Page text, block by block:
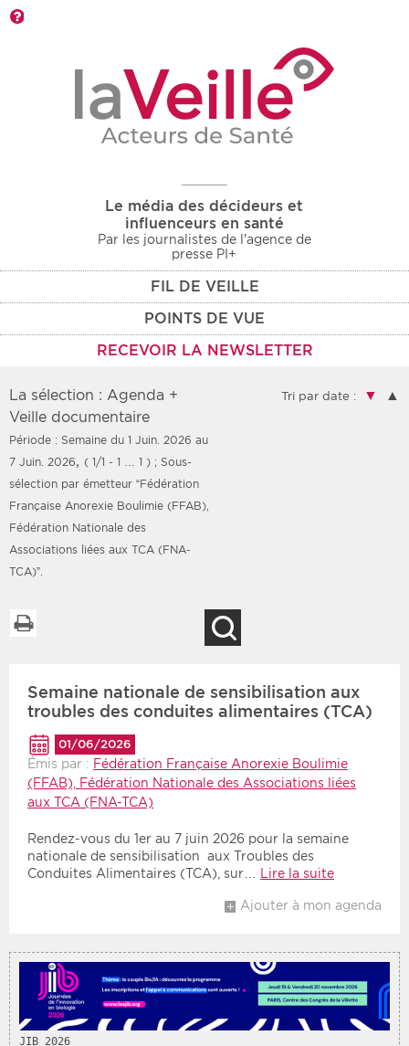
Le média des décideurs et
influenceurs en santé
Par les journalistes de l'agence de
presse PI+
FIL DE VEILLE
POINTS DE VUE
RECEVOIR LA NEWSLETTER
Rendez-vous des 7
prochains jours
Recherche par mots clés
Secteur
Protection sociale
Sanitaire
Médico-social
Zone géographique
Période
Choisir une date de fin
Tri
Chronologique
La sélection : Agenda +
Veille documentaire
Période : Semaine du 1 Juin. 2026 au
7 Juin. 2026, ( 1/1 - 1 … 1 ) ; Sous-
sélection par émetteur “Fédération
Française Anorexie Boulimie (FFAB),
Fédération Nationale des
Associations liées aux TCA (FNA-
TCA)”.
Tri par date : ▼ ▲
Semaine nationale de sensibilisation aux
troubles des conduites alimentaires (TCA)
01/06/2026
Émis par : Fédération Française Anorexie Boulimie
(FFAB), Fédération Nationale des Associations liées
aux TCA (FNA-TCA)
Rendez-vous du 1er au 7 juin 2026 pour la semaine
nationale de sensibilisation aux Troubles des
Conduites Alimentaires (TCA), sur…
Lire la suite
Ajouter à mon agenda
JIB 2026